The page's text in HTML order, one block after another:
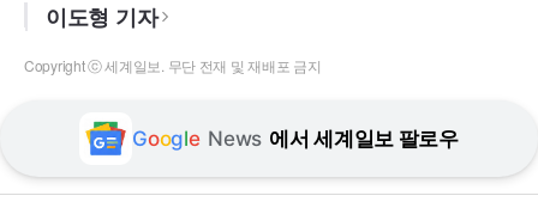
이도형 기자
Copyright ⓒ 세계일보. 무단 전재 및 재배포 금지
Google News 에서 세계일보 팔로우